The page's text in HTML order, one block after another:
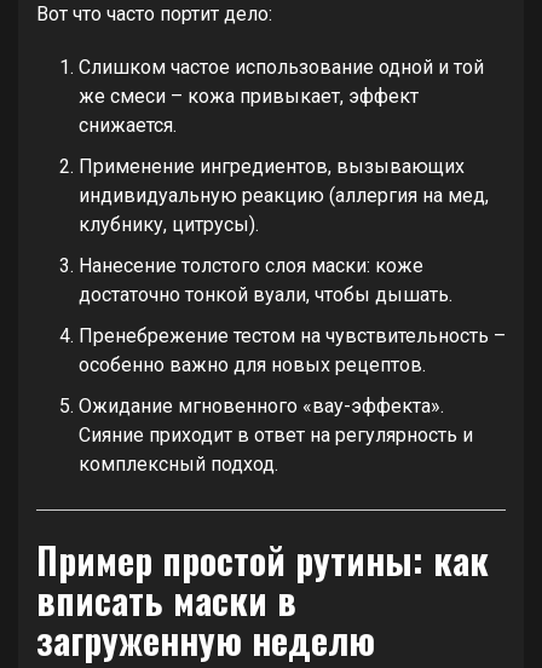
Вот что часто портит дело:
Слишком частое использование одной и той
же смеси – кожа привыкает, эффект
снижается.
Применение ингредиентов, вызывающих
индивидуальную реакцию (аллергия на мед,
клубнику, цитрусы).
Нанесение толстого слоя маски: коже
достаточно тонкой вуали, чтобы дышать.
Пренебрежение тестом на чувствительность –
особенно важно для новых рецептов.
Ожидание мгновенного «вау-эффекта».
Сияние приходит в ответ на регулярность и
комплексный подход.
Пример простой рутины: как
вписать маски в
загруженную неделю